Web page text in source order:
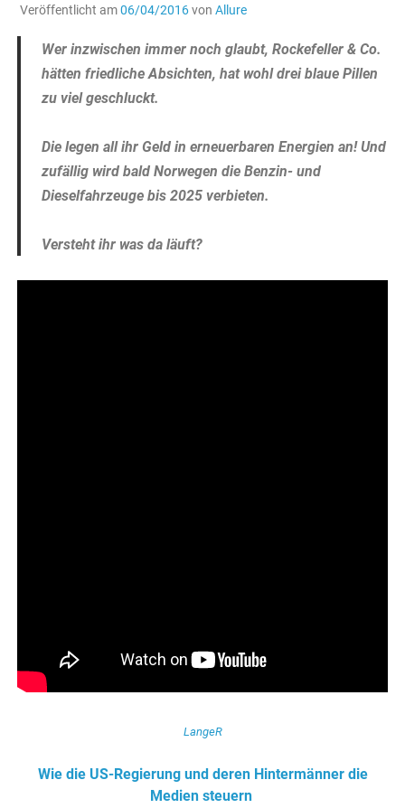
Veröffentlicht am06/04/2016von Allure
Wer inzwischen immer noch glaubt, Rockefeller & Co.
hätten friedliche Absichten, hat wohl drei blaue Pillen
zu viel geschluckt.
Die legen all ihr Geld in erneuerbaren Energien an! Und
zufällig wird bald Norwegen die Benzin- und
Dieselfahrzeuge bis 2025 verbieten.
Versteht ihr was da läuft?
LangeR
Wie die US-Regierung und deren Hintermänner die
Medien steuern